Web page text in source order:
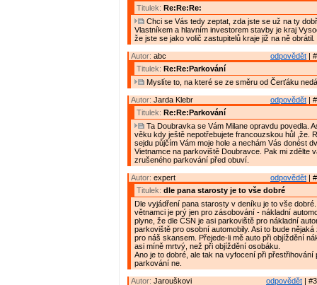
Titulek: Re:Re:Re:
Chci se Vás tedy zeptat, zda jste se už na ty
Vlastníkem a hlavním investorem stavby je kraj
že jste se jako volič zastupitelů kraje již na ně obrátil.
odpovědět |
Autor: abc
Titulek: Re:Re:Parkování
Myslíte to, na které se ze směru od Čerťáku
odpovědět |
Autor: Jarda Klebr
Titulek: Re:Re:Parkování
Ta Doubravka se Vám Milane opravdu povedla.
věku kdy ještě nepotřebujete francouzskou hůl ,že.
sejdu půjčím Vám moje hole a nechám Vás donést
Vietnamce na parkoviště Doubravce. Pak mi zdělte
zrušeného parkování před obuví.
odpovědět |
Autor: expert
Titulek: dle pana starosty je to vše dobré
Dle vyjádření pana starosty v deníku je to vše
větnamci je prý jen pro zásobování - nákladní
plyne, že dle ČSN je asi parkoviště pro nákladní
parkoviště pro osobní automobily. Asi to bude
pro náš skansem. Přejede-li mě auto při objíždění
asi míně mrtvý, než při objíždění osobáku.
Ano je to dobré, ale tak na vyfocení při přestřihování
parkování ne.
odpovědět |
Autor: Jarouškovi